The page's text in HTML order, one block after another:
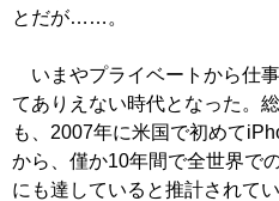
とだが……。
いまやプライベートから仕
てありえない時代となった。
も、2007年に米国で初めて
から、僅か10年間で全世界で
にも達していると推計されて